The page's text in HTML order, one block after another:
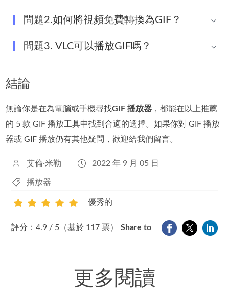
問題2.如何將視頻免費轉換為GIF？
問題3. VLC可以播放GIF嗎？
結論
無論你是在為電腦或手機尋找GIF 播放器 ，都能在以上推薦
的 5 款 GIF 播放工具中找到合適的選擇。如果你對 GIF 播放
器或 GIF 播放仍有其他疑問，歡迎給我們留言。
艾倫·米勒 2022 年 9 月 05 日
播放器
1 5
優秀的
評分：4.9 / 5（基於 117 票） Share to
更多閱讀